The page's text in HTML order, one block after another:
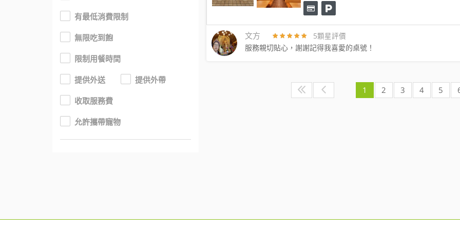
有最低消費限制
無限吃到飽
限制用餐時間
提供外送 提供外帶
收取服務費
允許攜帶寵物
文方 5顆星評價
服務親切貼心，謝謝記得我喜愛的桌號！
1 2 3 4 5